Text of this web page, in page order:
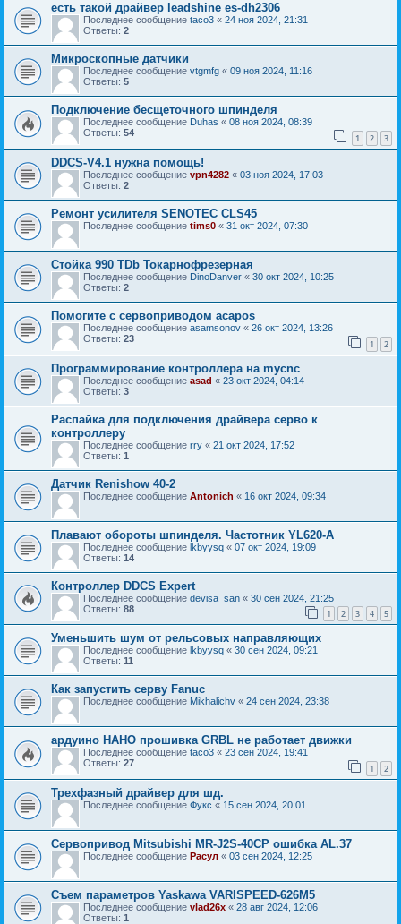
есть такой драйвер leadshine es-dh2306
Последнее сообщение taco3 « 24 ноя 2024, 21:31
Ответы: 2
Микроскопные датчики
Последнее сообщение vtgmfg « 09 ноя 2024, 11:16
Ответы: 5
Подключение бесщеточного шпинделя
Последнее сообщение Duhas « 08 ноя 2024, 08:39
Ответы: 54 1 2 3
DDCS-V4.1 нужна помощь!
Последнее сообщение vpn4282 « 03 ноя 2024, 17:03
Ответы: 2
Ремонт усилителя SENOTEC CLS45
Последнее сообщение tims0 « 31 окт 2024, 07:30
Стойка 990 TDb Токарнофрезерная
Последнее сообщение DinoDanver « 30 окт 2024, 10:25
Ответы: 2
Помогите с сервоприводом acapos
Последнее сообщение asamsonov « 26 окт 2024, 13:26
Ответы: 23 1 2
Программирование контроллера на mycnc
Последнее сообщение asad « 23 окт 2024, 04:14
Ответы: 3
Распайка для подключения драйвера серво к
контроллеру
Последнее сообщение rry « 21 окт 2024, 17:52
Ответы: 1
Датчик Renishow 40-2
Последнее сообщение Antonich « 16 окт 2024, 09:34
Плавают обороты шпинделя. Частотник YL620-A
Последнее сообщение lkbyysq « 07 окт 2024, 19:09
Ответы: 14
Контроллер DDCS Expert
Последнее сообщение devisa_san « 30 сен 2024, 21:25
Ответы: 88 1 2 3 4 5
Уменьшить шум от рельсовых направляющих
Последнее сообщение lkbyysq « 30 сен 2024, 09:21
Ответы: 11
Как запустить серву Fanuc
Последнее сообщение Mikhalichv « 24 сен 2024, 23:38
ардуино НАНО прошивка GRBL не работает движки
Последнее сообщение taco3 « 23 сен 2024, 19:41
Ответы: 27 1 2
Трехфазный драйвер для шд.
Последнее сообщение Фукс « 15 сен 2024, 20:01
Сервопривод Mitsubishi MR-J2S-40CP ошибка AL.37
Последнее сообщение Расул « 03 сен 2024, 12:25
Съем параметров Yaskawa VARISPEED-626M5
Последнее сообщение vlad26x « 28 авг 2024, 12:06
Ответы: 1